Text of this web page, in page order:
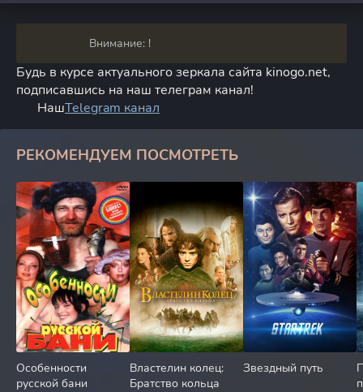
Внимание: !
Будь в курсе актуального зеркала сайта kinogo.net,
подписавшись на наш телеграм канал!
НашTelegram канал
РЕКОМЕНДУЕМ ПОСМОТРЕТЬ
Особенности
русской бани
Властелин колец:
Братство кольца
Звездный путь